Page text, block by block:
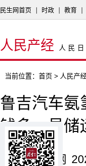
民生网首页 时政 教育
人民产经 人民
当前位置： 首页 > 人民产
鲁吉汽车氨
钱多、易储
来源：民生网